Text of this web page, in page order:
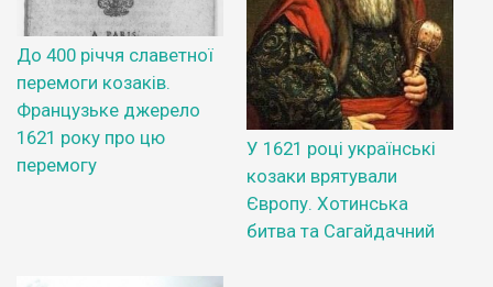
До 400 річчя славетної
перемоги козаків.
Французьке джерело
1621 року про цю
перемогу
У 1621 році українські
козаки врятували
Європу. Хотинська
битва та Сагайдачний